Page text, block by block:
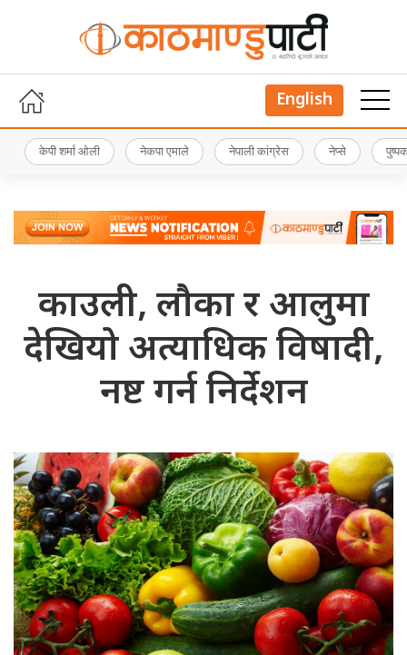
English
केपी शर्मा ओली नेकपा एमाले नेपाली कांग्रेस नेप्से
काउली, लौका र आलुमा
देखियो अत्याधिक विषादी,
नष्ट गर्न निर्देशन